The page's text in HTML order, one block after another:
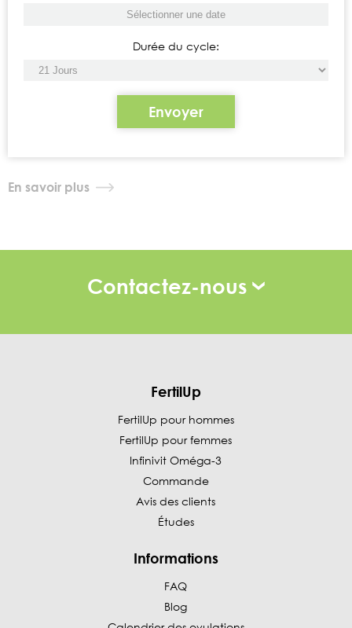
Durée du cycle:
Envoyer
En savoir plus
Contactez-nous
FertilUp
FertilUp pour hommes
FertilUp pour femmes
Infinivit Oméga-3
Commande
Avis des clients
Études
Informations
FAQ
Blog